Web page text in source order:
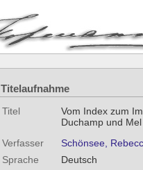
Titelaufnahme
Titel
Vom Index zum
Duchamp und
Verfasser
Schönsee,
Sprache
Deutsch